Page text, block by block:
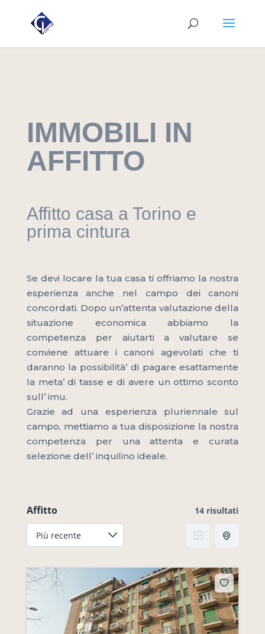
IMMOBILI IN
AFFITTO
Affitto casa a Torino e
prima cintura
Se devi locare la tua casa ti offriamo la nostra
esperienza anche nel campo dei canoni
concordati. Dopo un’attenta valutazione della
situazione economica abbiamo la
competenza per aiutarti a valutare se
conviene attuare i canoni agevolati che ti
daranno la possibilità’ di pagare esattamente
la meta’ di tasse e di avere un ottimo sconto
sull’ imu.
Grazie ad una esperienza pluriennale sul
campo, mettiamo a tua disposizione la nostra
competenza per una attenta e curata
selezione dell’ inquilino ideale.
Affitto 14 risultati